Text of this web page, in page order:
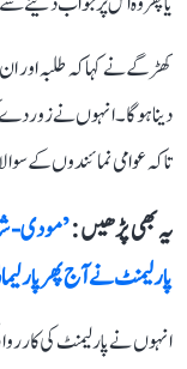
کھڑگے نے کہا کہ طلبہ اور
دینا ہوگا۔ انہوں نے زور
تاکہ عوامی نمائندوں کے
یہ بھی پڑھیں :’مودی-
پارلیمنٹ نے آج پھر
انہوں نے پارلیمنٹ کی